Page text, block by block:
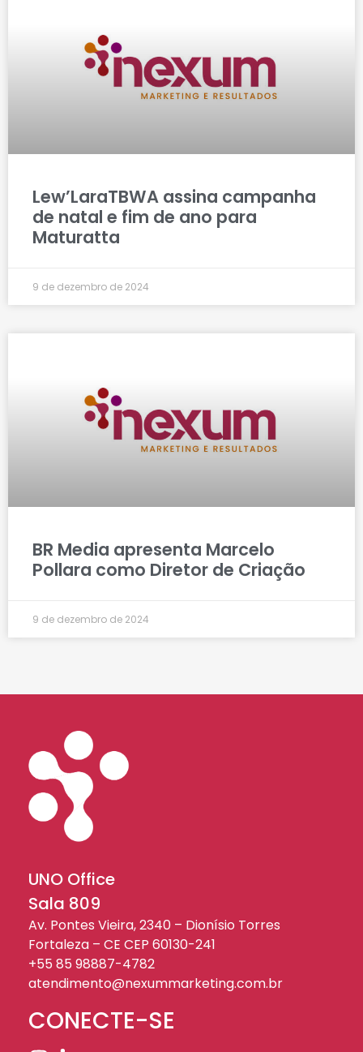
Lew’LaraTBWA assina campanha
de natal e fim de ano para
Maturatta
9 de dezembro de 2024
BR Media apresenta Marcelo
Pollara como Diretor de Criação
9 de dezembro de 2024
UNO Office
Sala 809
Av. Pontes Vieira, 2340 – Dionísio Torres
Fortaleza – CE CEP 60130-241
+55 85 98887-4782
atendimento@nexummarketing.com.br
CONECTE-SE